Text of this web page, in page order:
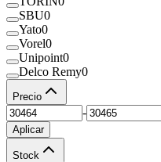
SBU0
Yato0
Vorel0
Unipoint0
Delco Remy0
Precio
-
Aplicar
Stock